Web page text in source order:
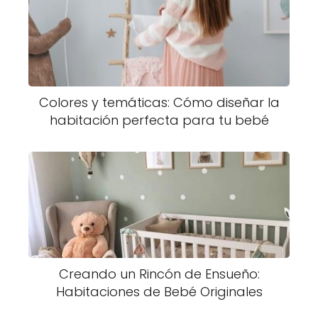
Colores y temáticas: Cómo diseñar la
habitación perfecta para tu bebé
Creando un Rincón de Ensueño:
Habitaciones de Bebé Originales